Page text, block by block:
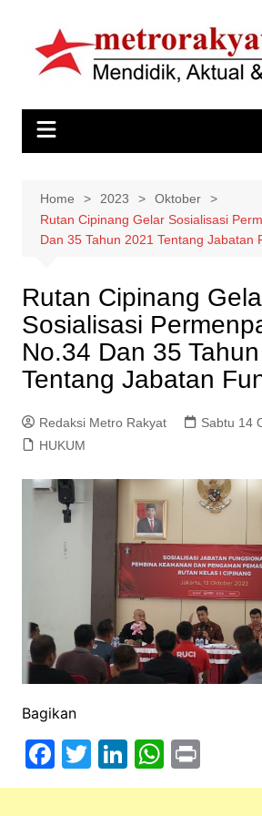
content
Home 2023
Oktober
Rutan Cipinang Gelar Sosialisasi
Dan 35 Tahun 2021 Tentang Jabatan
Rutan Cipinang
Sosialisasi
No.34 Dan 35
Tentang Jabatan
Redaksi Metro Rakyat
Sabtu 14
HUKUM
Bagikan
F
a
T
w
Li
n
W
h
Pr
in